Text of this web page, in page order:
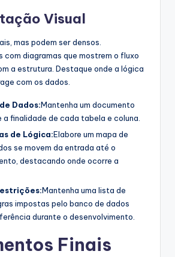
Visual
mas podem ser densos.
diagramas que mostrem o fluxo
a estrutura. Destaque onde a lógica
com os dados.
Dados:Mantenha um documento
a finalidade de cada tabela e coluna.
de Lógica:Elabore um mapa de
se movem da entrada até o
destacando onde ocorre a
Mantenha uma lista de
impostas pelo banco de dados
durante o desenvolvimento.
Finais